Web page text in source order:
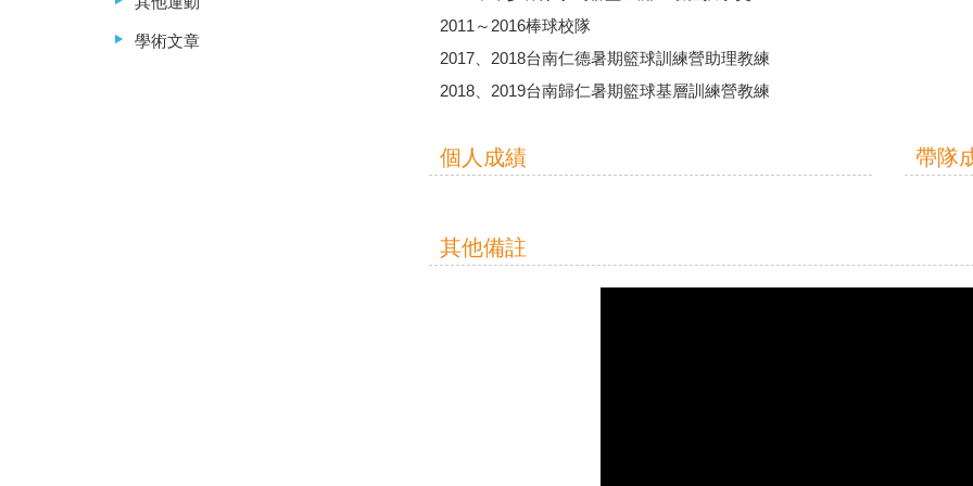
學術文章
2011～2016棒球校隊
2017、2018台南仁德暑期籃球訓練營助理教練
2018、2019台南歸仁暑期籃球基層訓練營教練
個人成績 帶隊
其他備註